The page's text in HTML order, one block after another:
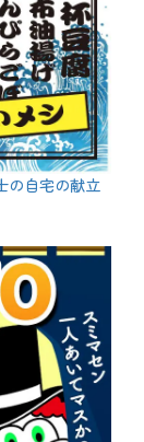
の自宅の献立